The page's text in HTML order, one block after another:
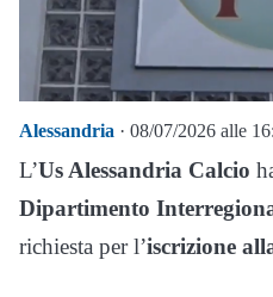
Alessandria · 08/07/2026 alle
L’Us Alessandria Calcio
Dipartimento
richiesta per l’iscrizione